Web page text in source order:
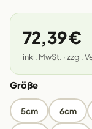
72,39 €
inkl. MwSt. · zzgl.
Größe
5cm 6cm